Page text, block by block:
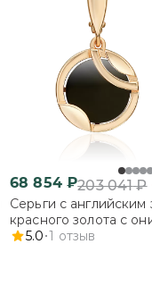
68 854₽203 041₽
Серьги с английским
красного золота с
5.0 1 отзыв